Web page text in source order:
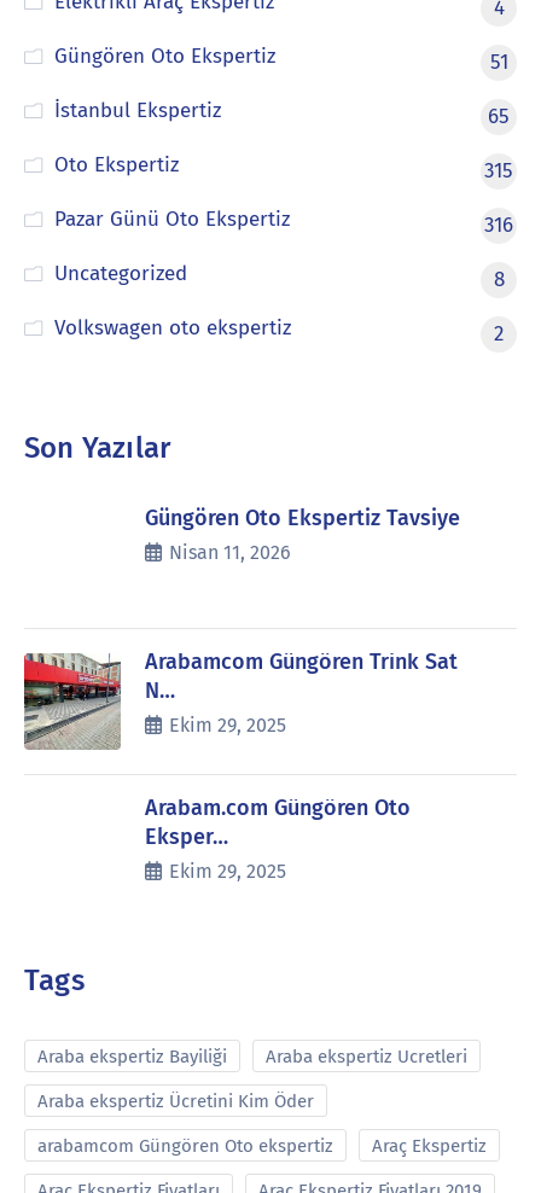
4
Güngören Oto Ekspertiz
51
İstanbul Ekspertiz
65
Oto Ekspertiz
315
Pazar Günü Oto Ekspertiz
316
Uncategorized
8
Volkswagen oto ekspertiz
2
Son Yazılar
Güngören Oto Ekspertiz Tavsiye
Nisan 11, 2026
Arabamcom Güngören Trink Sat
N…
Ekim 29, 2025
Arabam.com Güngören Oto
Eksper…
Ekim 29, 2025
Tags
Araba ekspertiz Bayiliği Araba ekspertiz Ucretleri
Araba ekspertiz Ücretini Kim Öder
arabamcom Güngören Oto ekspertiz Araç Ekspertiz